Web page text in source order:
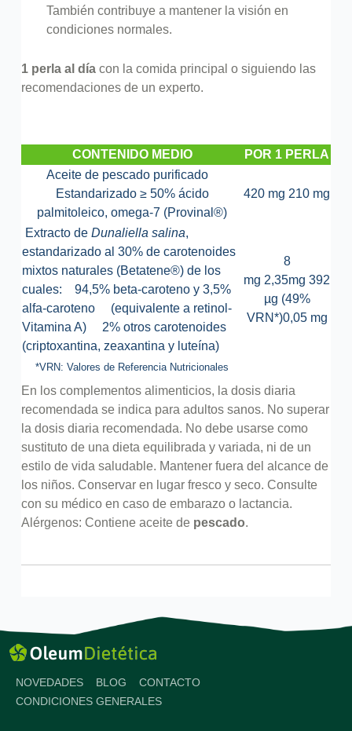
También contribuye a mantener la visión en
condiciones normales.
1 perla al día con la comida principal o siguiendo las
recomendaciones de un experto.
CONTENIDO MEDIO
POR 1 PERLA
Aceite de pescado purificado
Estandarizado ≥ 50% ácido
palmitoleico, omega-7 (Provinal®)
420 mg 210 mg
Extracto de Dunaliella salina,
estandarizado al 30% de carotenoides
mixtos naturales (Betatene®) de los
cuales: 94,5% beta-caroteno y 3,5%
alfa-caroteno
(equivalente a retinol-
Vitamina A)
2% otros carotenoides
(criptoxantina, zeaxantina y luteína)
8
mg 2,35mg 392
µg (49%
VRN*)0,05 mg
*VRN: Valores de Referencia Nutricionales
En los complementos alimenticios, la dosis diaria
recomendada se indica para adultos sanos. No superar
la dosis diaria recomendada. No debe usarse como
sustituto de una dieta equilibrada y variada, ni de un
estilo de vida saludable. Mantener fuera del alcance de
los niños. Conservar en lugar fresco y seco. Consulte
con su médico en caso de embarazo o lactancia.
Alérgenos: Contiene aceite de pescado.
NOVEDADES BLOG
CONTACTO
CONDICIONES GENERALES